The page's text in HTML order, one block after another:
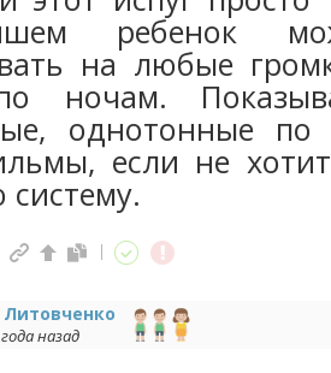
ребенок
на любые
ночам.
однотонные по
если не
назад